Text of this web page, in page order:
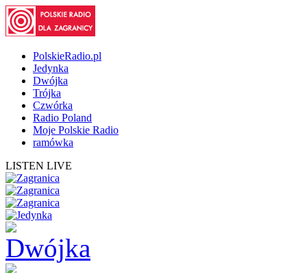
PolskieRadio.pl
Jedynka
Dwójka
Trójka
Czwórka
Radio Poland
Moje Polskie Radio
ramówka
LISTEN LIVE